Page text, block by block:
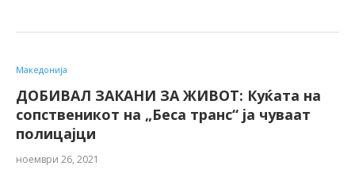
Македонија
ДОБИВАЛ ЗАКАНИ ЗА ЖИВОТ: Куќата на
сопственикот на „Беса транс“ ја чуваат
полицајци
ноември 26, 2021